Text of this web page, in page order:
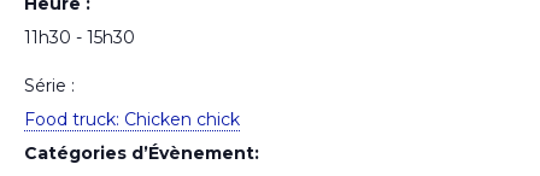
11h30 - 15h30
Série :
Food truck: Chicken chick
Catégories d’Évènement: